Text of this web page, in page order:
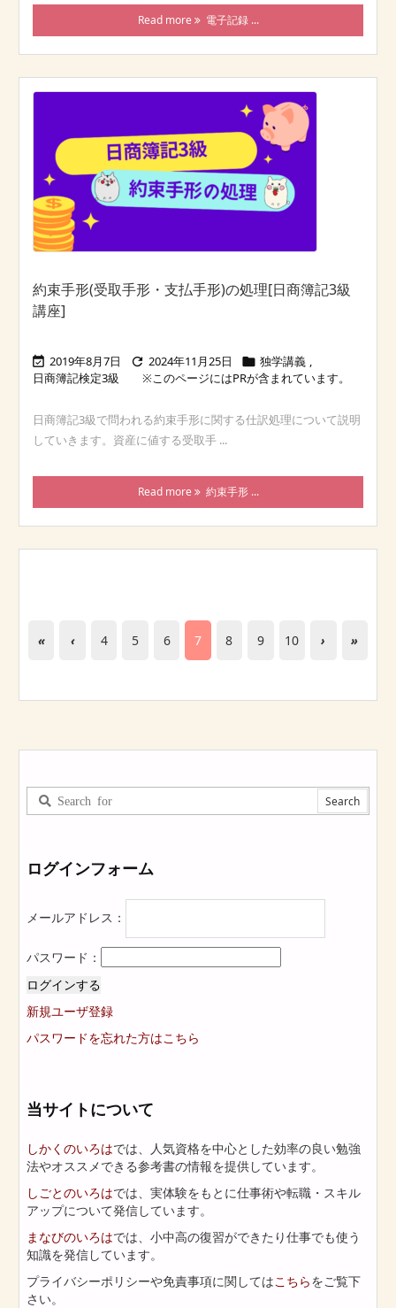
Read more 電子記録 ...
約束手形(受取手形・支払手形)の処理[日商簿記3級
講座]
 2019年8月7日  2024年11月25日  独学講義 ,
日商簿記検定3級
日商簿記3級で問われる約束手形に関する仕訳処理について説明
していきます。資産に値する受取手 ...
Read more 約束手形 ...
« ‹ 4 5 6 7 8 9 10 › »
ログインフォーム
メールアドレス：
パスワード：
ログインする
新規ユーザ登録
パスワードを忘れた方はこちら
当サイトについて
しかくのいろはでは、人気資格を中心とした効率の良い勉強
法やオススメできる参考書の情報を提供しています。
しごとのいろはでは、実体験をもとに仕事術や転職・スキル
アップについて発信しています。
まなびのいろはでは、小中高の復習ができたり仕事でも使う
知識を発信しています。
プライバシーポリシーや免責事項に関してはこちらをご覧下
さい。